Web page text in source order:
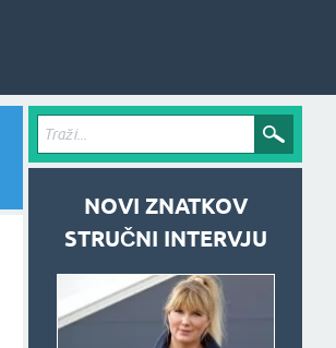
NOVI ZNATKOV
STRUČNI INTERVJU